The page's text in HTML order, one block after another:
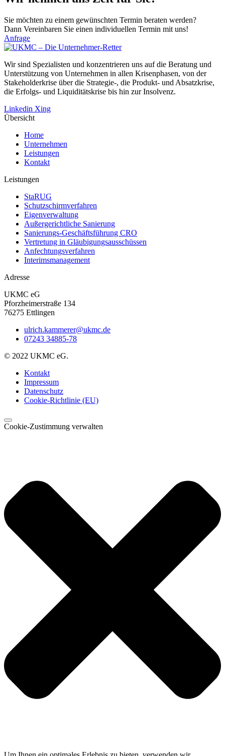
Sie möchten zu einem gewünschten Termin beraten werden?
Dann Vereinbaren Sie einen individuellen Termin mit uns!
Anfrage
Wir sind Spezialisten und konzentrieren uns auf die Beratung und
Unterstützung von Unternehmen in allen Krisenphasen, von der
Stakeholderkrise über die Strategie-, die Produkt- und Absatzkrise,
die Er­folgs- und Liquiditätskrise bis hin zur Insolvenz.
Linkedin Xing
Übersicht
Home
Unternehmen
Leistungen
Kontakt
Leistungen
StaRUG
Schutzschirmverfahren
Eigenverwaltung
Außergerichtliche Sanierung
Sanierungs­-Geschäftsführung CRO
Vertretung in Gläubigungs­ausschüssen
Anfechtungsverfahren
Interims­management
Adresse
UKMC eG
Pforzheimerstraße 134
76275 Ettlingen
ulrich.kammerer@ukmc.de
07243 34885-78
© 2022 UKMC eG.
Kontakt
Impressum
Datenschutz
Cookie-Richtlinie (EU)
Cookie-Zustimmung verwalten